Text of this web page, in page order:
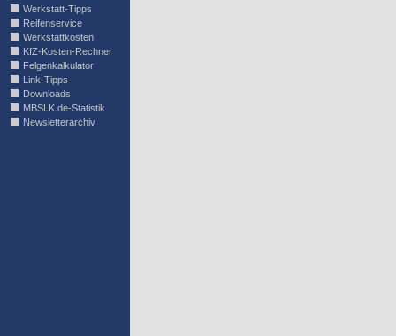
Werkstatt-Tipps
Reifenservice
Werkstattkosten
KfZ-Kosten-Rechner
Felgenkalkulator
Link-Tipps
Downloads
MBSLK.de-Statistik
Newsletterarchiv